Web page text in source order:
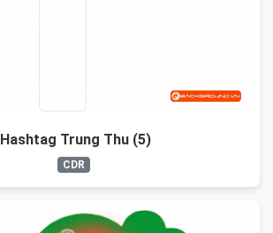
Hashtag Trung Thu (5)
CDR